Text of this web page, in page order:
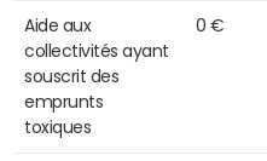
Aide aux
collectivités ayant
souscrit des
emprunts
toxiques
0 €